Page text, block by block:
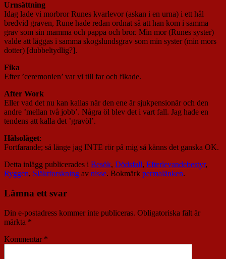
Urnsättning
Idag lade vi morbror Runes kvarlevor (askan i en urna) i ett hål
bredvid graven, Rune hade redan ordnat så att han kom i samma
grav som sin mamma och pappa och bror. Min mor (Runes syster)
valde att läggas i samma skogslundsgrav som min syster (min mors
dotter) [dubbeltydlig?].
Fika
Efter ’ceremonien’ var vi till far och fikade.
After Work
Eller vad det nu kan kallas när den ene är sjukpensionär och den
andre ’mellan två jobb’. Några öl blev det i vart fall. Jag hade en
tendens att kalla det ’gravöl’.
Hälsoläget:
Fortfarande; så länge jag INTE rör på mig så känns det ganska OK.
Detta inlägg publicerades i Besök, Dödsfall, Efterlevandebestyr,
Ryggen, Släktforskning av nisse. Bokmärk permalänken.
Lämna ett svar
Din e-postadress kommer inte publiceras. Obligatoriska fält är
märkta *
Kommentar *